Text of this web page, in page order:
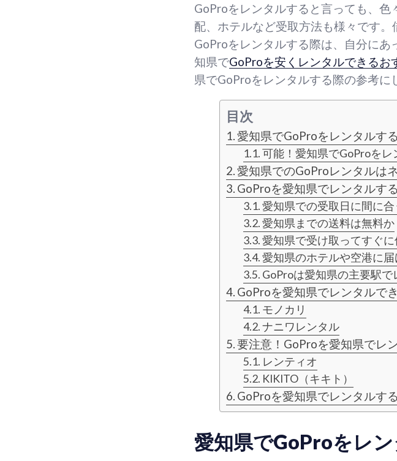
GoProをレンタルすると言っても、
配、ホテルなど受取方法も様々です。
GoProをレンタルする際は、自分に
知県でGoProを安くレンタルできるお
県でGoProをレンタルする際の参考に
目次
愛知県でGoProをレンタルす
可能！愛知県でGoProを
愛知県でのGoProレンタルは
GoProを愛知県でレンタルす
愛知県での受取日に間に
愛知県までの送料は無料か
愛知県で受け取ってすぐ
愛知県のホテルや空港に
GoProは愛知県の主要駅
GoProを愛知県でレンタルで
モノカリ
ナニワレンタル
要注意！GoProを愛知県でレ
レンティオ
KIKITO（キキト）
GoProを愛知県でレンタルす
愛知県でGoProをレ